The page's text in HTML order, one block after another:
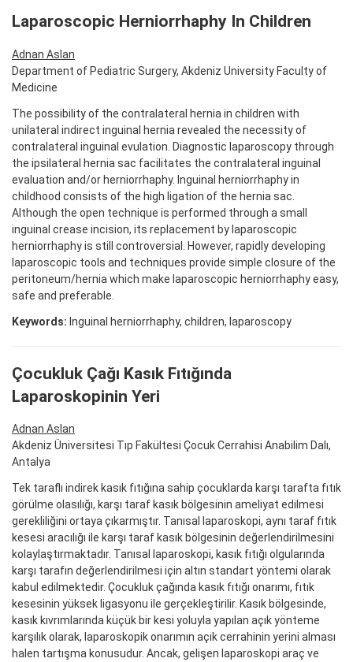
Laparoscopic Herniorrhaphy In Children
Adnan Aslan
Department of Pediatric Surgery, Akdeniz University Faculty of
Medicine
The possibility of the contralateral hernia in children with
unilateral indirect inguinal hernia revealed the necessity of
contralateral inguinal evulation. Diagnostic laparoscopy through
the ipsilateral hernia sac facilitates the contralateral inguinal
evaluation and/or herniorrhaphy. Inguinal herniorrhaphy in
childhood consists of the high ligation of the hernia sac.
Although the open technique is performed through a small
inguinal crease incision, its replacement by laparoscopic
herniorrhaphy is still controversial. However, rapidly developing
laparoscopic tools and techniques provide simple closure of the
peritoneum/hernia which make laparoscopic herniorrhaphy easy,
safe and preferable.
Keywords: Inguinal herniorrhaphy, children, laparoscopy
Çocukluk Çağı Kasık Fıtığında
Laparoskopinin Yeri
Adnan Aslan
Akdeniz Üniversitesi Tıp Fakültesi Çocuk Cerrahisi Anabilim Dalı,
Antalya
Tek taraflı indirek kasık fıtığına sahip çocuklarda karşı tarafta fıtık
görülme olasılığı, karşı taraf kasık bölgesinin ameliyat edilmesi
gerekliliğini ortaya çıkarmıştır. Tanısal laparoskopi, aynı taraf fıtık
kesesi aracılığı ile karşı taraf kasık bölgesinin değerlendirilmesini
kolaylaştırmaktadır. Tanısal laparoskopi, kasık fıtığı olgularında
karşı tarafın değerlendirilmesi için altın standart yöntemi olarak
kabul edilmektedir. Çocukluk çağında kasık fıtığı onarımı, fıtık
kesesinin yüksek ligasyonu ile gerçekleştirilir. Kasık bölgesinde,
kasık kıvrımlarında küçük bir kesi yoluyla yapılan açık yönteme
karşılık olarak, laparoskopik onarımın açık cerrahinin yerini alması
halen tartışma konusudur. Ancak, gelişen laparoskopi araç ve